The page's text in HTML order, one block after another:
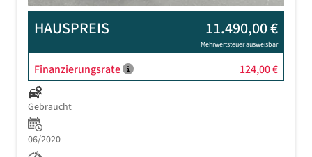
HAUSPREIS 11.490,00 €
Mehrwertsteuer ausweisbar
Finanzierungsrate 124,00 €
Gebraucht
06/2020